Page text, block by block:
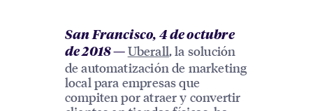
San Francisco, 4 de octubre
de 2018— Uberall, la solución
de automatización de marketing
local para empresas que
compiten por atraer y convertir